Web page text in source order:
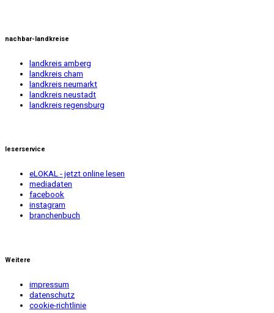
nachbar-landkreise
landkreis amberg
landkreis cham
landkreis neumarkt
landkreis neustadt
landkreis regensburg
leserservice
eLOKAL - jetzt online lesen
mediadaten
facebook
instagram
branchenbuch
Weitere
impressum
datenschutz
cookie-richtlinie